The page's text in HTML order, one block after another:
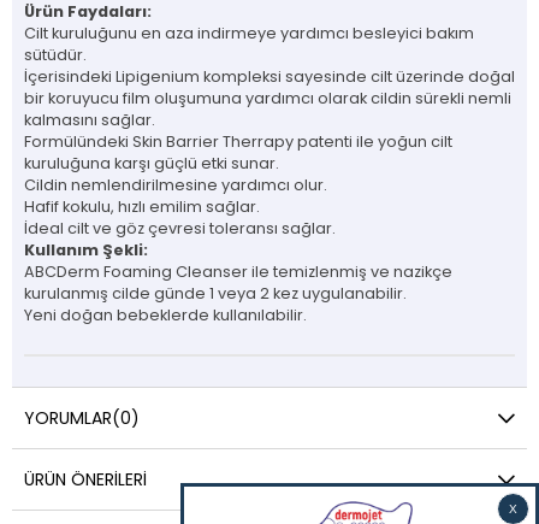
Ürün Faydaları:
Cilt kuruluğunu en aza indirmeye yardımcı besleyici bakım
sütüdür.
İçerisindeki Lipigenium kompleksi sayesinde cilt üzerinde doğal
bir koruyucu film oluşumuna yardımcı olarak cildin sürekli nemli
kalmasını sağlar.
Formülündeki Skin Barrier Therrapy patenti ile yoğun cilt
kuruluğuna karşı güçlü etki sunar.
Cildin nemlendirilmesine yardımcı olur.
Hafif kokulu, hızlı emilim sağlar.
İdeal cilt ve göz çevresi toleransı sağlar.
Kullanım Şekli:
ABCDerm Foaming Cleanser ile temizlenmiş ve nazikçe
kurulanmış cilde günde 1 veya 2 kez uygulanabilir.
Yeni doğan bebeklerde kullanılabilir.
YORUMLAR(0)
ÜRÜN ÖNERILERI